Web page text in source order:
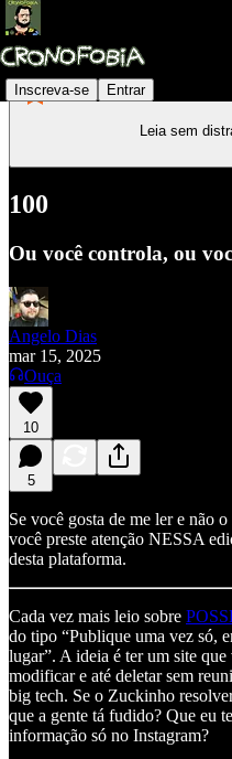
Inscreva-se Entrar
Leia sem
100
Ou você controla, ou
Angelo Dias
mar 15, 2025
Ouça
10
5
Se você gosta de me ler e não
você preste atenção NESSA
desta plataforma.
Cada vez mais leio sobre
do tipo “Publique uma vez só,
lugar”. A ideia é ter um site
modificar e até deletar sem
big tech. Se o Zuckinho
que a gente tá fudido? Que
informação só no Instagram?